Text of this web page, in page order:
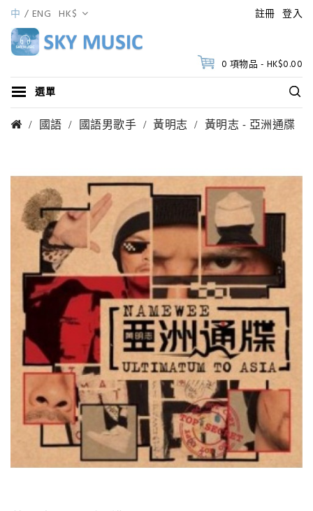
註冊 登入
中 ENG HK$
0 項物品 - HK$0.00
選單
國語 國語男歌手 黃明志 黃明志 - 亞洲通牒